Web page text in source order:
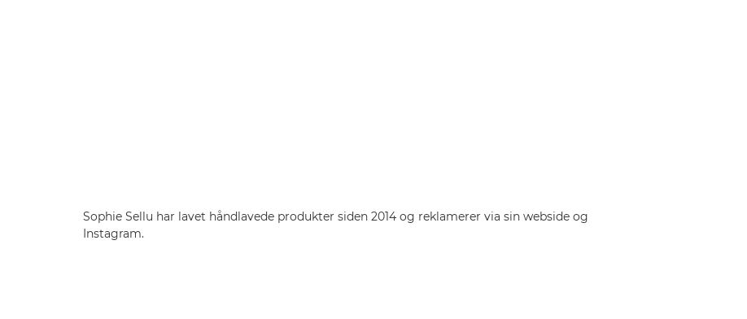
Sophie Sellu har lavet håndlavede produkter siden 2014 og reklamerer via sin webside og
Instagram.